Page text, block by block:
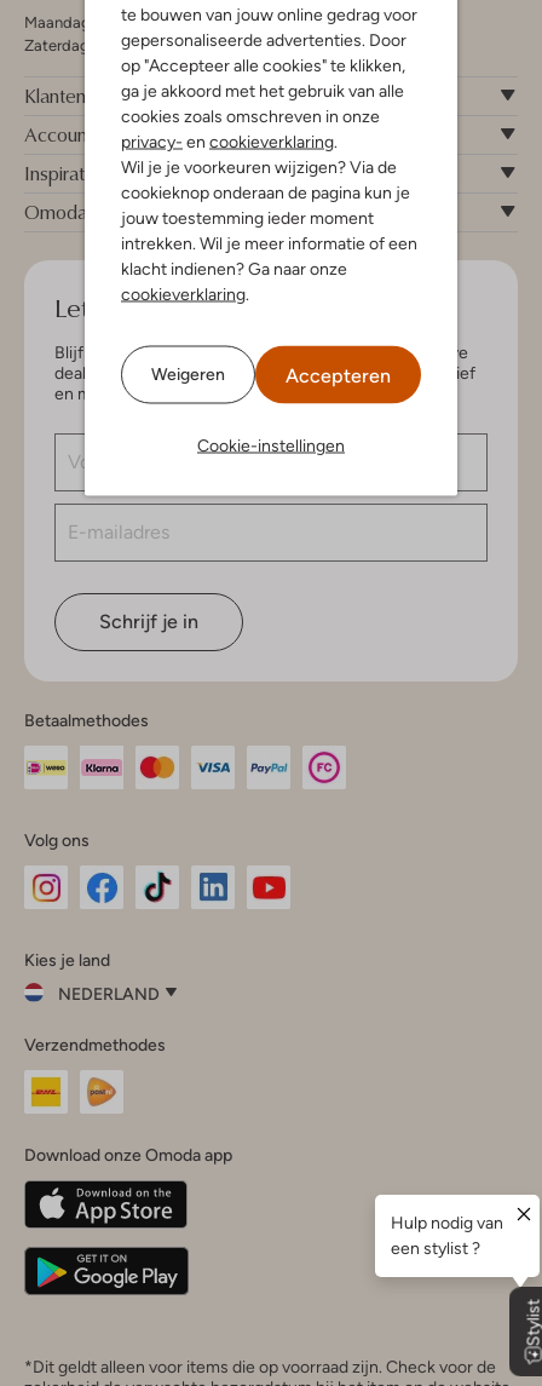
te bouwen van jouw online gedrag voor
gepersonaliseerde advertenties. Door
op "Accepteer alle cookies" te klikken,
ga je akkoord met het gebruik van alle
cookies zoals omschreven in onze
privacy- en cookieverklaring
Wil je je voorkeuren wijzigen? Via de
cookieknop onderaan de pagina kun je
jouw toestemming ieder moment
intrekken. Wil je meer informatie of een
klacht indienen? Ga naar onze
cookieverklaring
Weigeren Accepteren
Cookie-instellingen
Maandag - Vrijdag 09:00 - 19:00 uur
Zaterdag 09:00 - 17:00 uur
Klantenservice
Account
Inspiratie
Omoda
Let's keep in touch!
Blijf op de hoogte van de nieuwste items en exclusieve
deals, speciaal voor jou. Schrijf je in voor de nieuwsbrief
en maak kans op € 150,- shoptegoed.
Schrijf je in
Betaalmethodes
Volg ons
InstagramFacebook
Kies je land
NEDERLAND
je
land
Nederland
Belgique(Français)
Deutschland
Verzendmethodes
Download onze Omoda app
*Dit geldt alleen voor items die op voorraad zijn. Check voor de